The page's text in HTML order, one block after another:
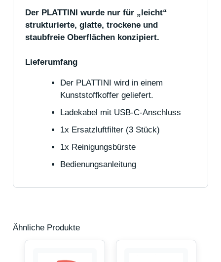
Der PLATTINI wurde nur für „leicht“
strukturierte, glatte, trockene und
staubfreie Oberflächen konzipiert.
Lieferumfang
Der PLATTINI wird in einem
Kunststoffkoffer geliefert.
Ladekabel mit USB-C-Anschluss
1x Ersatzluftfilter (3 Stück)
1x Reinigungsbürste
Bedienungsanleitung
Ähnliche Produkte